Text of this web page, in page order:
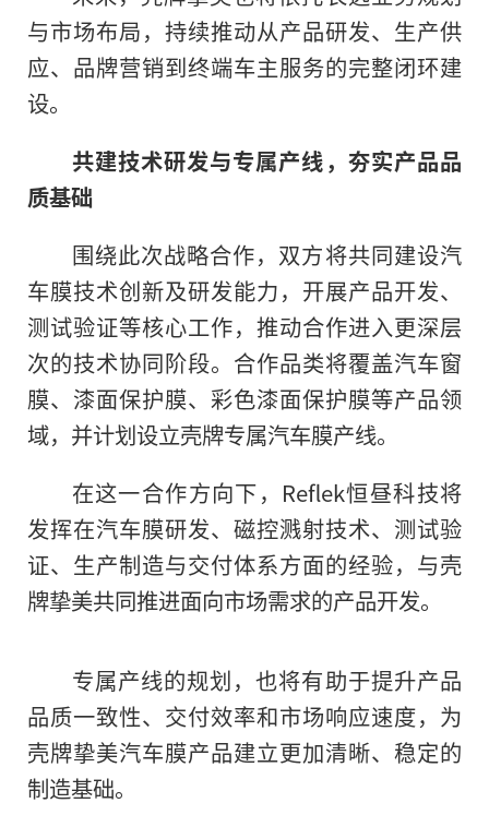
与市场布局，持续推动从产品研发、生产供
应、品牌营销到终端车主服务的完整闭环建
设。
共建技术研发与专属产线，夯实产品品
质基础
围绕此次战略合作，双方将共同建设汽
车膜技术创新及研发能力，开展产品开发、
测试验证等核心工作，推动合作进入更深层
次的技术协同阶段。合作品类将覆盖汽车窗
膜、漆面保护膜、彩色漆面保护膜等产品领
域，并计划设立壳牌专属汽车膜产线。
在这一合作方向下，Reflek恒昼科技将
发挥在汽车膜研发、磁控溅射技术、测试验
证、生产制造与交付体系方面的经验，与壳
牌挚美共同推进面向市场需求的产品开发。
专属产线的规划，也将有助于提升产品
品质一致性、交付效率和市场响应速度，为
壳牌挚美汽车膜产品建立更加清晰、稳定的
制造基础。